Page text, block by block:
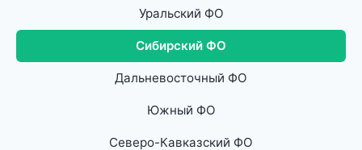
Уральский ФО
Сибирский ФО
Дальневосточный ФО
Южный ФО
Северо-Кавказский ФО